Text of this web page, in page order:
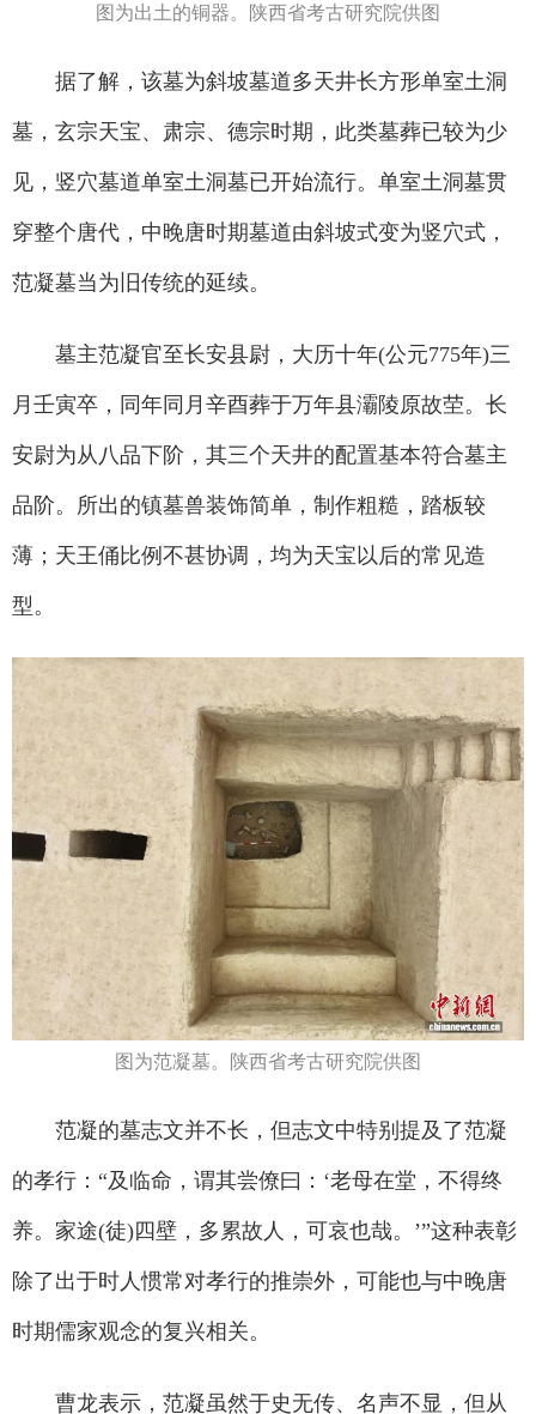
图为出土的铜器。陕西省考古研究院供图
据了解，该墓为斜坡墓道多天井长方形单室土洞
墓，玄宗天宝、肃宗、德宗时期，此类墓葬已较为少
见，竖穴墓道单室土洞墓已开始流行。单室土洞墓贯
穿整个唐代，中晚唐时期墓道由斜坡式变为竖穴式，
范凝墓当为旧传统的延续。
墓主范凝官至长安县尉，大历十年(公元775年)三
月壬寅卒，同年同月辛酉葬于万年县灞陵原故茔。长
安尉为从八品下阶，其三个天井的配置基本符合墓主
品阶。所出的镇墓兽装饰简单，制作粗糙，踏板较
薄；天王俑比例不甚协调，均为天宝以后的常见造
型。
图为范凝墓。陕西省考古研究院供图
范凝的墓志文并不长，但志文中特别提及了范凝
的孝行：“及临命，谓其尝僚曰：‘老母在堂，不得终
养。家途(徒)四壁，多累故人，可哀也哉。’”这种表彰
除了出于时人惯常对孝行的推崇外，可能也与中晚唐
时期儒家观念的复兴相关。
曹龙表示，范凝虽然于史无传、名声不显，但从